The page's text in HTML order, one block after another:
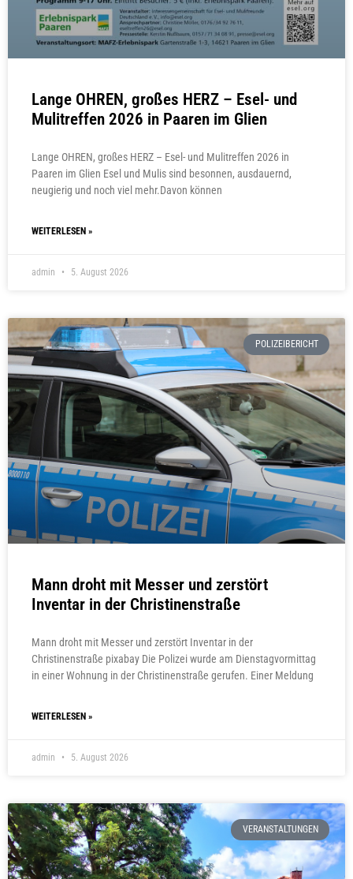
Lange OHREN, großes HERZ – Esel- und
Mulitreffen 2026 in Paaren im Glien
Lange OHREN, großes HERZ – Esel- und Mulitreffen 2026 in
Paaren im Glien Esel und Mulis sind besonnen, ausdauernd,
neugierig und noch viel mehr.Davon können
WEITERLESEN »
admin 5. August 2026
POLIZEIBERICHT
Mann droht mit Messer und zerstört
Inventar in der Christinenstraße
Mann droht mit Messer und zerstört Inventar in der
Christinenstraße pixabay Die Polizei wurde am Dienstagvormittag
in einer Wohnung in der Christinenstraße gerufen. Einer Meldung
WEITERLESEN »
admin 5. August 2026
VERANSTALTUNGEN